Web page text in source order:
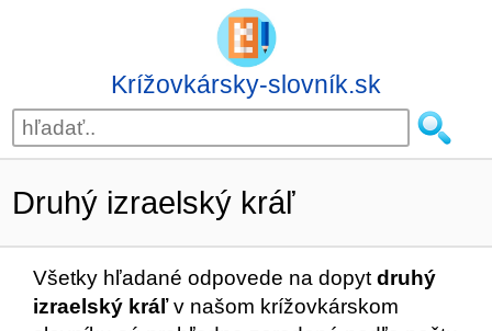
Krížovkársky-slovník.sk
Druhý izraelský kráľ
Všetky hľadané odpovede na dopyt druhý
izraelský kráľv našom krížovkárskom